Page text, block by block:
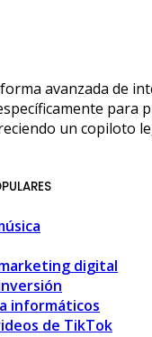
avanzada de
para
un copiloto
digital
informáticos
de TikTok